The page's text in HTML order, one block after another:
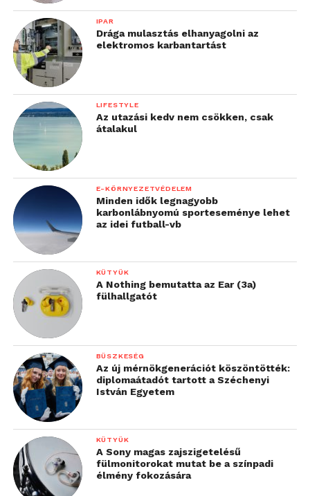
IPAR
Drága mulasztás elhanyagolni az
elektromos karbantartást
LIFESTYLE
Az utazási kedv nem csökken, csak
átalakul
E-KÖRNYEZETVÉDELEM
Minden idők legnagyobb
karbonlábnyomú sporteseménye lehet
az idei futball-vb
KÜTYÜK
A Nothing bemutatta az Ear (3a)
fülhallgatót
BÜSZKESÉG
Az új mérnökgenerációt köszöntötték:
diplomaátadót tartott a Széchenyi
István Egyetem
KÜTYÜK
A Sony magas zajszigetelésű
fülmonitorokat mutat be a színpadi
élmény fokozására